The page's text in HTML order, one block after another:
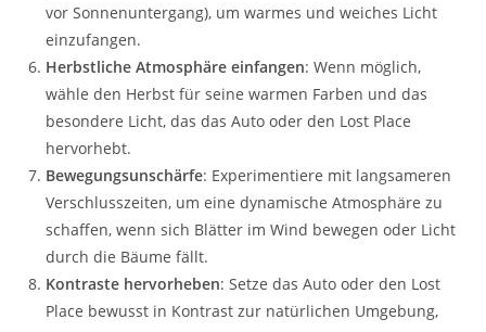
vor Sonnenuntergang), um warmes und weiches Licht
einzufangen.
Herbstliche Atmosphäre einfangen: Wenn möglich,
wähle den Herbst für seine warmen Farben und das
besondere Licht, das das Auto oder den Lost Place
hervorhebt.
Bewegungsunschärfe: Experimentiere mit langsameren
Verschlusszeiten, um eine dynamische Atmosphäre zu
schaffen, wenn sich Blätter im Wind bewegen oder Licht
durch die Bäume fällt.
Kontraste hervorheben: Setze das Auto oder den Lost
Place bewusst in Kontrast zur natürlichen Umgebung,